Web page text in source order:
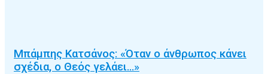
Μπάμπης Κατσάνος: «Όταν ο άνθρωπος κάνει
σχέδια, ο Θεός γελάει…»